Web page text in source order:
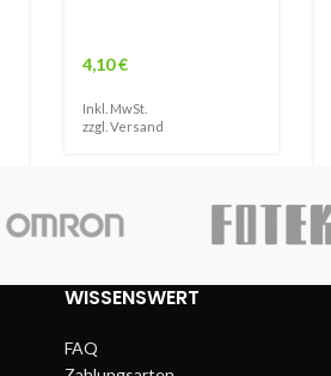
4,10€
Inkl. MwSt.
zzgl. Versand
WISSENSWERT
FAQ